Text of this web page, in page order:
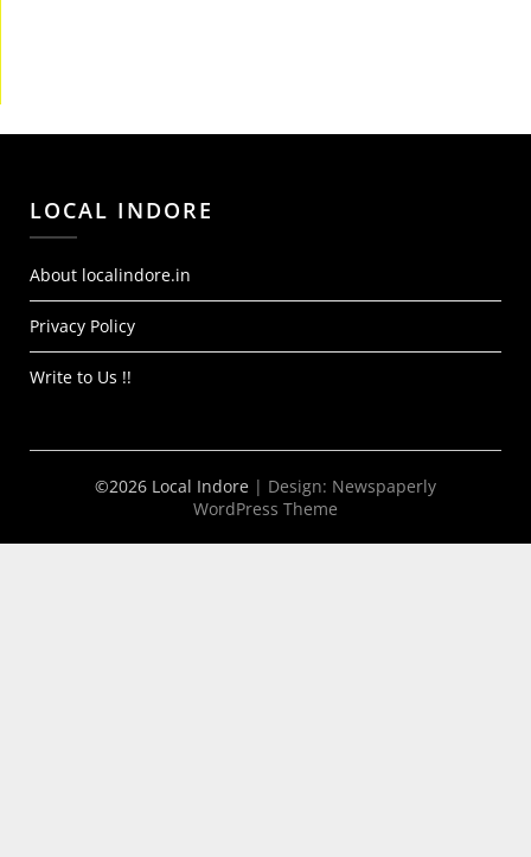
LOCAL INDORE
About localindore.in
Privacy Policy
Write to Us !!
©2026 Local Indore | Design: Newspaperly
WordPress Theme